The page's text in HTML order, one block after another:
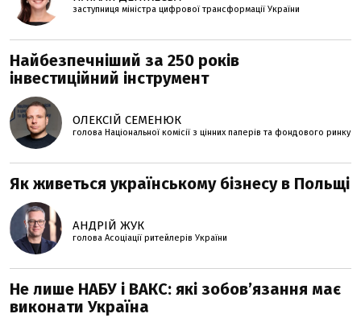
заступниця міністра цифрової трансформації України
Найбезпечніший за 250 років
інвестиційний інструмент
ОЛЕКСІЙ СЕМЕНЮК
голова Національної комісії з цінних паперів та фондового ринку
Як живеться українському бізнесу в Польщі
АНДРІЙ ЖУК
голова Асоціації ритейлерів України
Не лише НАБУ і ВАКС: які зобов’язання має
виконати Україна